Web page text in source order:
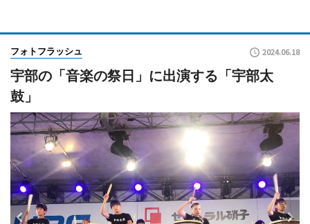
フォトフラッシュ 2024.06.18
宇部の「音楽の祭日」に出演する「宇部太
鼓」